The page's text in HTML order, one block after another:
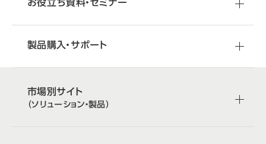
お役立ち資料・セミナー
製品購入・サポート
市場別サイト
（ソリューション・製品）